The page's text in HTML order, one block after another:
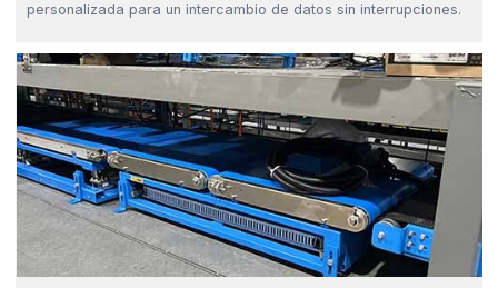
personalizada para un intercambio de datos sin interrupciones.